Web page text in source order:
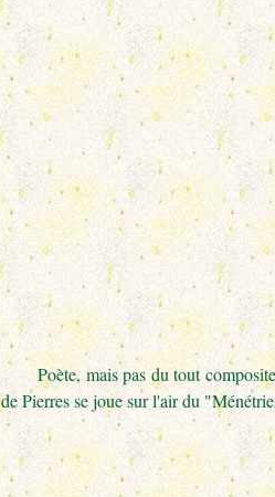
Poète, mais pas du tout
de Pierres se joue sur l'air du